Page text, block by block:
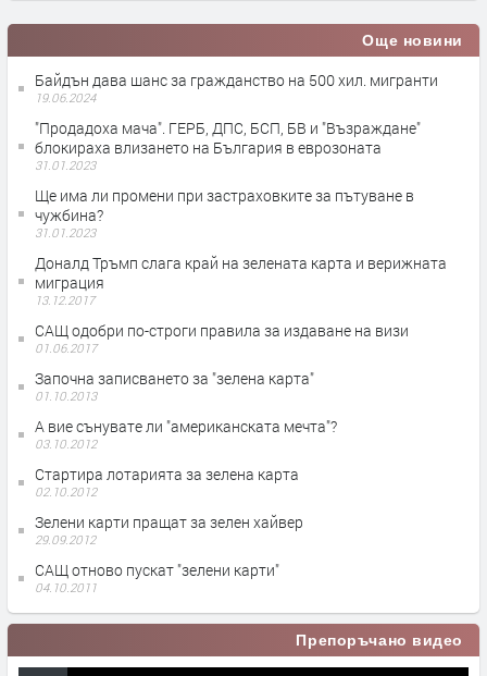
Още новини
Байдън дава шанс за гражданство на 500 хил. мигранти
19.06.2024
"Продадоха мача". ГЕРБ, ДПС, БСП, БВ и "Възраждане"
блокираха влизането на България в еврозоната
31.01.2023
Ще има ли промени при застраховките за пътуване в
чужбина?
31.01.2023
Доналд Тръмп слага край на зелената карта и верижната
миграция
13.12.2017
САЩ одобри по-строги правила за издаване на визи
01.06.2017
Започна записването за "зелена карта"
01.10.2013
А вие сънувате ли "американската мечта"?
03.10.2012
Стартира лотарията за зелена карта
02.10.2012
Зелени карти пращат за зелен хайвер
29.09.2012
САЩ отново пускат "зелени карти"
04.10.2011
Препоръчано видео